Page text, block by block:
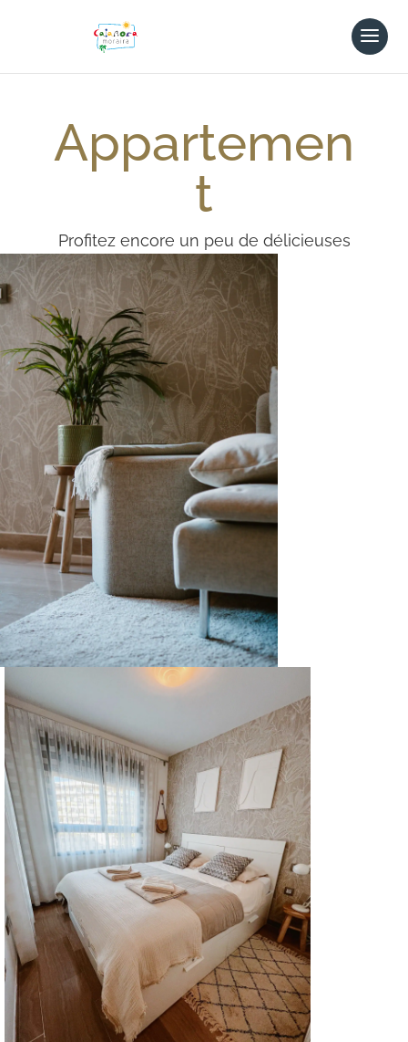
Appartemen
t
Profitez encore un peu de délicieuses
tapas et d’un verre de vin sur votre
balcon pendant que vos enfants
jouent dans la piscine…